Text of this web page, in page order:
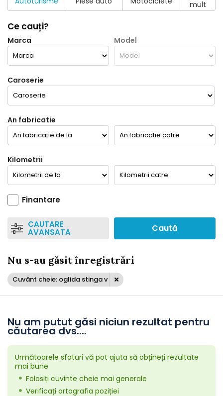
mult
Ce cauți?
Marca Model
Caroserie
An fabricatie
Kilometrii
Finantare
CAUTARE
AVANSATA Caută
Nu s-au găsit înregistrări
Cuvânt cheie: oglida stinga v
Nu am putut găsi niciun rezultat pentru
căutarea dvs....
Următoarele sfaturi vă pot ajuta să obțineți rezultate
mai bune
Folosiți cuvinte cheie mai generale
Verificați ortografia poziției